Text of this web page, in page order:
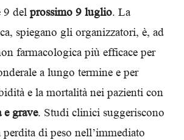
9 del prossimo 9 luglio. La
spiegano gli organizzatori, è, ad
farmacologica più efficace per
a lungo termine e per
e la mortalità nei pazienti con
e grave. Studi clinici suggeriscono
perdita di peso nell’immediato